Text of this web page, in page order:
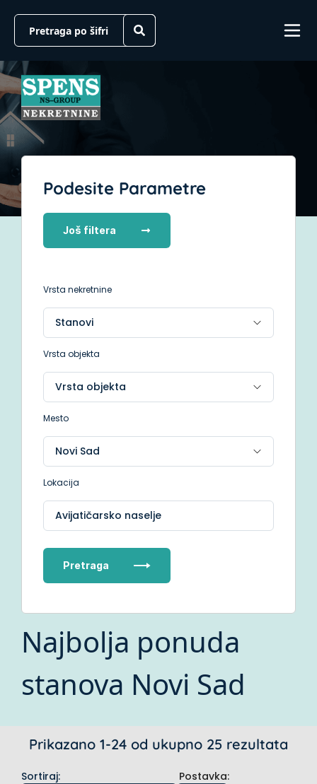
Podesite Parametre
Još filtera
Vrsta nekretnine
Vrsta objekta
Mesto
Lokacija
Avijatičarsko naselje
Pretraga
Najbolja ponuda
stanova Novi Sad
Prikazano 1-24 od ukupno 25 rezultata
Postavka:
Sortiraj: